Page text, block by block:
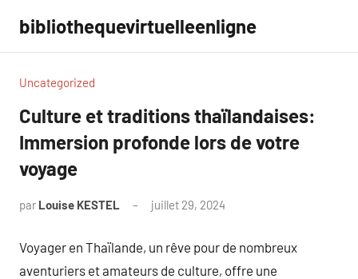
contenu
bibliothequevirtuelleenligne
Uncategorized
Culture et traditions thaïlandaises:
Immersion profonde lors de votre
voyage
par Louise KESTEL juillet 29, 2024
Voyager en Thaïlande, un rêve pour de nombreux
aventuriers et amateurs de culture, offre une